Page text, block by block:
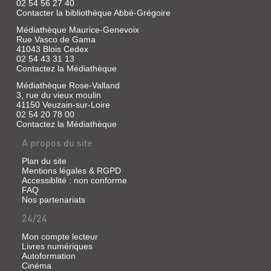
Etre,
2000
(Boîtazoutils)
Une
analyse
de
l'oeuvre
des
grands
créateurs
de
la
de
jeunesse.
L'auteur
donne
les
lignes
de
force
d'une
production
exubérante,
en
indique
les
sources
02 54 56 27 40
Contacter la bibliothèque Abbé-Grégoire
Médiathèque Maurice-Genevoix
Rue Vasco de Gama
41043 Blois Cedex
02 54 43 31 13
Contactez la Médiathèque
Médiathèque Rose-Valland
3, rue du vieux moulin
41150 Veuzain-sur-Loire
02 54 20 78 00
Contactez la Médiathèque
A propos du site
Plan du site
Mentions légales & RGPD
Accessiblité : non conforme
FAQ
Nos partenariats
24/24
Mon compte lecteur
Livres numériques
Autoformation
Cinéma